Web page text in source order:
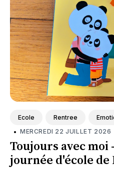
Ecole Rentree
• MERCREDI 22 JUILLET 2026
Toujours avec
journée d'école